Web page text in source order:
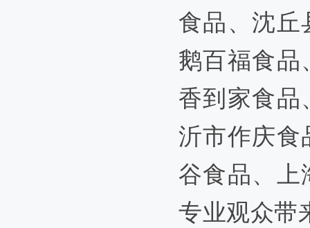
食品、沈
鹅百福食
香到家食
沂市作庆食
谷食品、
专业观众带